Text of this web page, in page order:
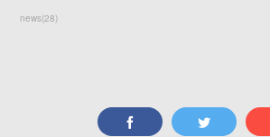
news(28)